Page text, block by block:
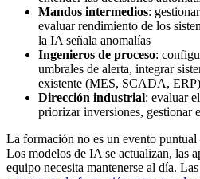
Mandos intermedios:
evaluar rendimiento de los
la IA señala anomalías
Ingenieros de proceso:
umbrales de alerta, integrar
existente (MES, SCADA, ERP)
Dirección industrial: evaluar
priorizar inversiones, gestionar
La formación no es un evento
Los modelos de IA se actualizan, las
equipo necesita mantenerse al día.